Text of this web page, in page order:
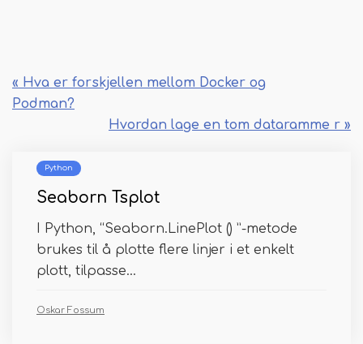
« Hva er forskjellen mellom Docker og
Podman?
Hvordan lage en tom dataramme r »
Python
Seaborn Tsplot
I Python, “Seaborn.LinePlot () ”-metode
brukes til å plotte flere linjer i et enkelt
plott, tilpasse...
Oskar Fossum